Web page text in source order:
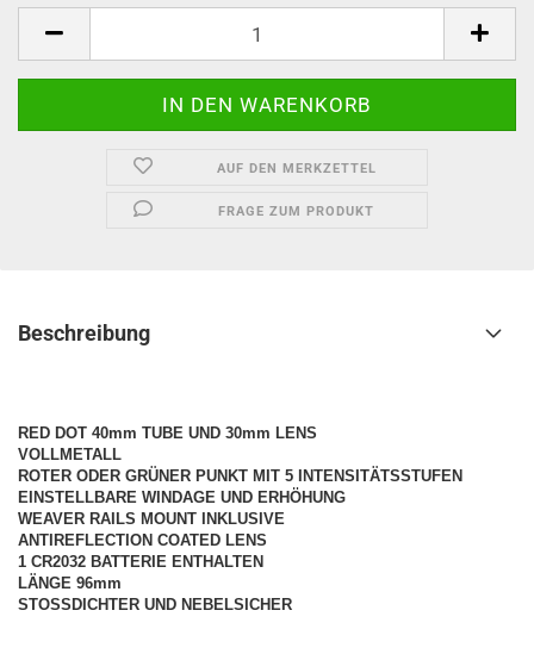
AUF DEN MERKZETTEL
FRAGE ZUM PRODUKT
Beschreibung
RED DOT 40mm TUBE UND 30mm LENS
VOLLMETALL
ROTER ODER GRÜNER PUNKT MIT 5 INTENSITÄTSSTUFEN
EINSTELLBARE WINDAGE UND ERHÖHUNG
WEAVER RAILS MOUNT INKLUSIVE
ANTIREFLECTION COATED LENS
1 CR2032 BATTERIE ENTHALTEN
LÄNGE 96mm
STOSSDICHTER UND NEBELSICHER